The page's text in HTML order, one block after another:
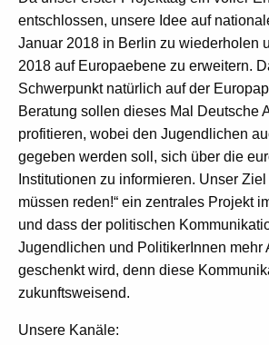
entschlossen, unsere Idee auf
Januar 2018 in Berlin zu wiederholen
2018 auf Europaebene zu erweitern.
Schwerpunkt natürlich auf der
Beratung sollen dieses Mal Deutsche
profitieren, wobei den Jugendlichen
gegeben werden soll, sich über die
Institutionen zu informieren. Unser
müssen reden!“ ein zentrales Projekt
und dass der politischen
Jugendlichen und PolitikerInnen mehr
geschenkt wird, denn diese
zukunftsweisend.
Unsere Kanäle: